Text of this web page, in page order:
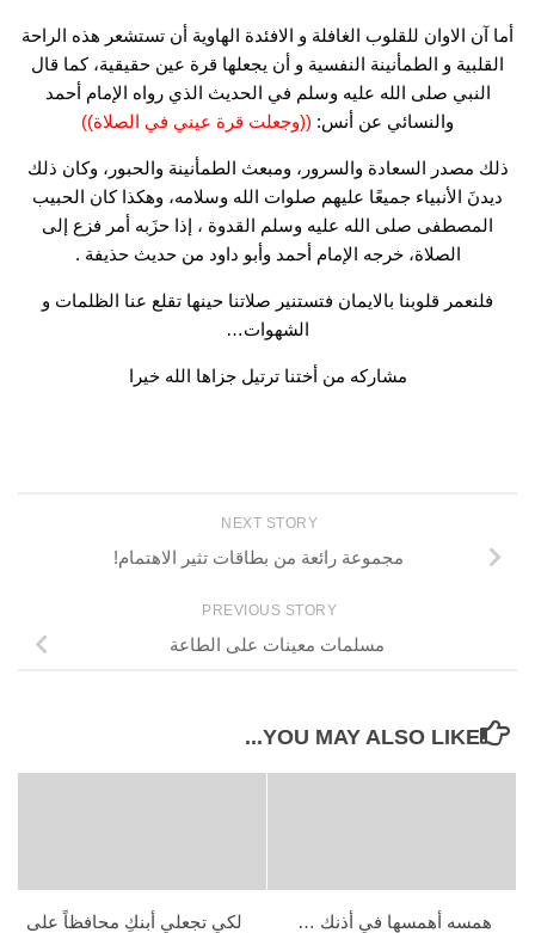
أما آن الاوان للقلوب الغافلة و الافئدة الهاوية أن تستشعر هذه الراحة
القلبية و الطمأنينة النفسية و أن يجعلها قرة عين حقيقية، كما قال
النبي صلى الله عليه وسلم في الحديث الذي رواه الإمام أحمد
والنسائي عن أنس: ((وجعلت قرة عيني في الصلاة))
ذلك مصدر السعادة والسرور، ومبعث الطمأنينة والحبور، وكان ذلك
ديدنَ الأنبياء جميعًا عليهم صلوات الله وسلامه، وهكذا كان الحبيب
المصطفى صلى الله عليه وسلم القدوة ، إذا حزَبه أمر فزع إلى
الصلاة، خرجه الإمام أحمد وأبو داود من حديث حذيفة .
فلنعمر قلوبنا بالايمان فتستنير صلاتنا حينها تقلع عنا الظلمات و
الشهوات…
مشاركه من أختنا ترتيل جزاها الله خيرا
NEXT STORY
مجموعة رائعة من بطاقات تثير الاهتمام!
PREVIOUS STORY
مسلمات معينات على الطاعة
YOU MAY ALSO LIKE...
لكي تجعلي أبنكِ محافظاً على
همسه أهمسها في أذنك …